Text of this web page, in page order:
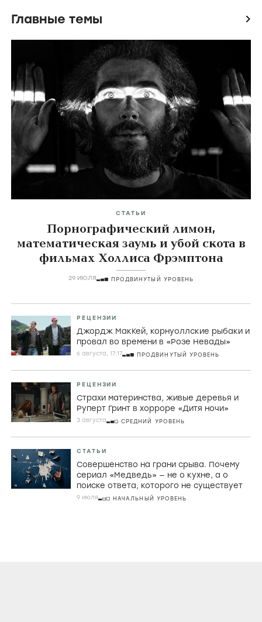
Главные темы icon
СТАТЬИ
Порнографический лимон,
математическая заумь и убой скота в
фильмах Холлиса Фрэмптона
29 ИЮЛЯ ПРОДВИНУТЫЙ УРОВЕНЬ
РЕЦЕНЗИИ
Джордж МакКей, корнуоллские рыбаки и
провал во времени в «Розе Невады»
6 августа, 17:17 ПРОДВИНУТЫЙ УРОВЕНЬ
РЕЦЕНЗИИ
Страхи материнства, живые деревья и
Руперт Гринт в хорроре «Дитя ночи»
3 августа СРЕДНИЙ УРОВЕНЬ
СТАТЬИ
Совершенство на грани срыва. Почему
сериал «Медведь» — не о кухне, а о
поиске ответа, которого не существует
9 июля НАЧАЛЬНЫЙ УРОВЕНЬ